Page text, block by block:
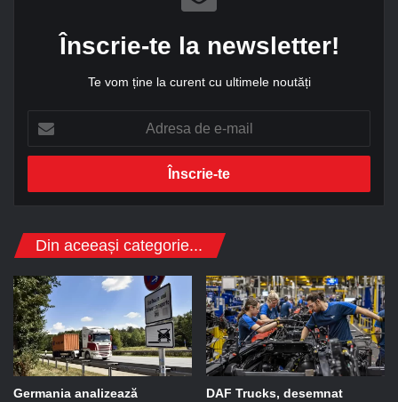
Înscrie-te la newsletter!
Te vom ține la curent cu ultimele noutăți
r
s
d
-
m
a
i
l
Din aceeași categorie...
Germania analizează
DAF Trucks, desemnat